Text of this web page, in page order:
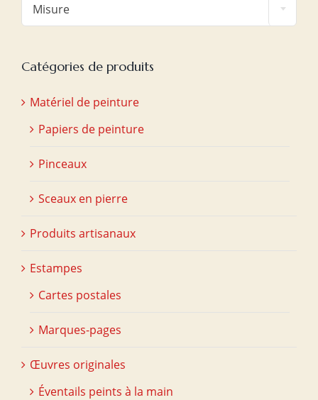
Misure
Catégories de produits
Matériel de peinture
Papiers de peinture
Pinceaux
Sceaux en pierre
Produits artisanaux
Estampes
Cartes postales
Marques-pages
Œuvres originales
Éventails peints à la main